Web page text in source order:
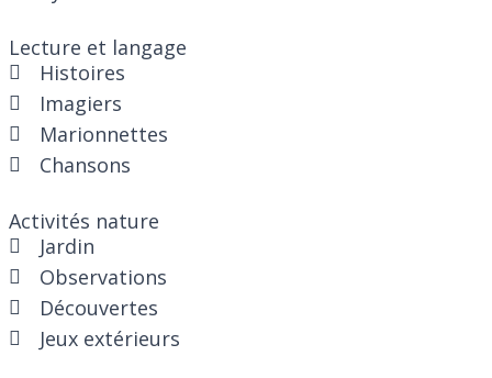
Lecture et langage
Histoires
Imagiers
Marionnettes
Chansons
Activités nature
Jardin
Observations
Découvertes
Jeux extérieurs